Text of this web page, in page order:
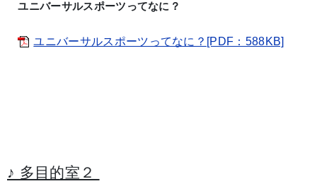
ユニバーサルスポーツってなに？
ユニバーサルスポーツってなに？[PDF：588KB]
♪ 多目的室２